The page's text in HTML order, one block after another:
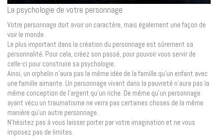
La psychologie de votre personnage
Votre personnage doit avoir un caractère, mais également une façon de
voir le monde.
Le plus important dans la création du personnage est sûrement sa
personnalité. Pour cela, créez son passé, pour pouvoir vous servir de
celle-ci pour construire sa psychologie.
Ainsi, un orphelin n’aura pas la même idée de la famille qu’un enfant avec
une famille aimante. Un personnage vivant dans la pauvreté n’aura pas la
même conception de l’argent qu’un riche. De même qu’un personnage
ayant vécu un traumatisme ne verra pas certaines choses de la même
manière qu’un autre personnage.
N’hésitez pas à vous laisser porter par votre imagination et ne vous
imposez pas de limites.